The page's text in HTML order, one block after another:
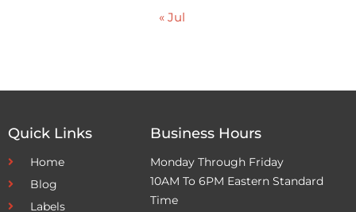
« Jul
Quick Links
Home
Blog
Labels
Business Hours
Monday Through Friday
10AM To 6PM Eastern Standard
Time